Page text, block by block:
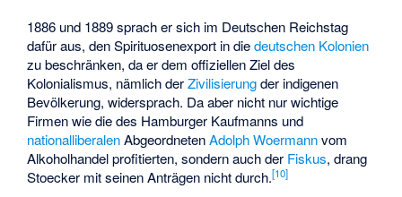
1886 und 1889 sprach er sich im Deutschen Reichstag
dafür aus, den Spirituosenexport in diedeutschen Kolonien
zu beschränken, da er dem offiziellen Ziel des
Kolonialismus, nämlich derZivilisierungder indigenen
Bevölkerung, widersprach. Da aber nicht nur wichtige
Firmen wie die des Hamburger Kaufmanns und
nationalliberalenAbgeordnetenAdolph Woermannvom
Alkoholhandel profitierten, sondern auch der Fiskus, drang
Stoecker mit seinen Anträgen nicht durch.[10]